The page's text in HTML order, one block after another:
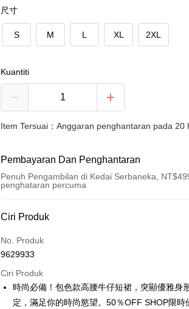
尺寸
S M L XL 2XL
Kuantiti
Item Tersuai：Anggaran penghantaran pada 20
Pembayaran Dan Penghantaran
Penuh Pengambilan di Kedai Serbaneka,
penghataran percuma
Kaedah Pembayaran
Kad Kredit (Bayaran Penuh)
Pengambilan di Kedai Serbaneka
LINE Pay
Apple Pay
Ciri Produk
No. Produk
9629933
Ciri Produk
時尚必備！包色款高腰牛仔短裙，突顯優雅身
定，滿足你的時尚慾望。50％OFF SHOP限時